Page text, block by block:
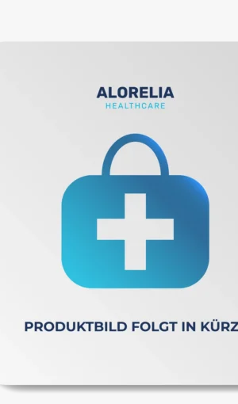
Wundcremes & Spray
Pen Nadeln
Stechhilfen
Ernährung & Trinkhilfen
Hygiene & Pflege